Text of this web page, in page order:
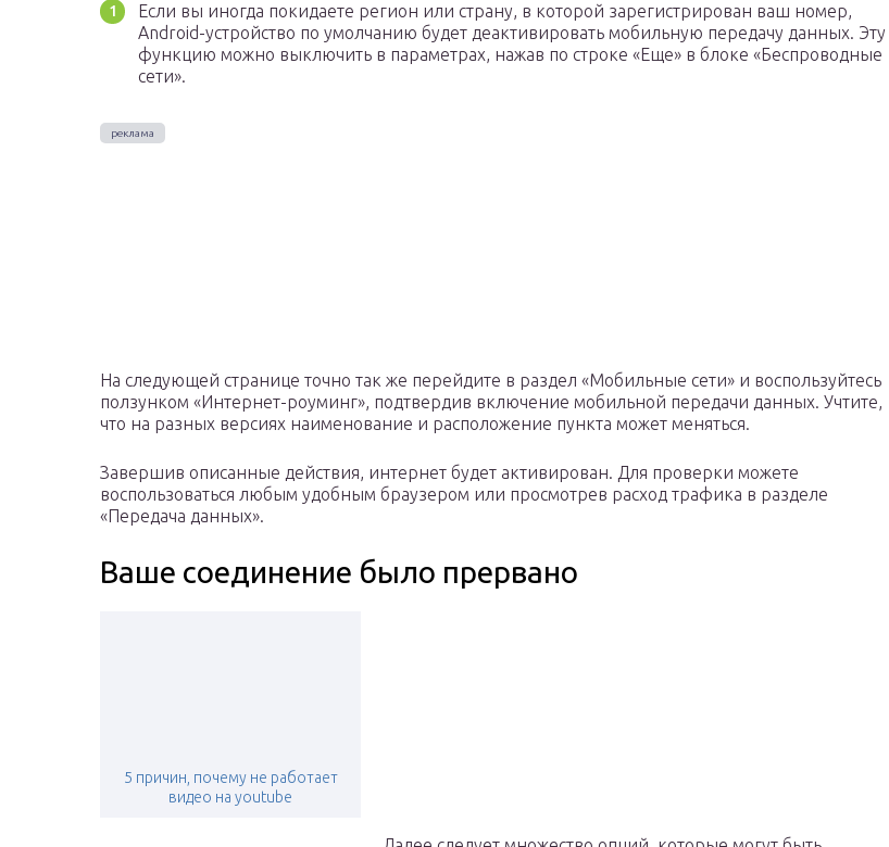
Если вы иногда покидаете регион или страну, в которой зарегистрирован ваш номер,
Android-устройство по умолчанию будет деактивировать мобильную передачу данных. Эту
функцию можно выключить в параметрах, нажав по строке «Еще» в блоке «Беспроводные
сети».
На следующей странице точно так же перейдите в раздел «Мобильные сети» и воспользуйтесь
ползунком «Интернет-роуминг», подтвердив включение мобильной передачи данных. Учтите,
что на разных версиях наименование и расположение пункта может меняться.
Завершив описанные действия, интернет будет активирован. Для проверки можете
воспользоваться любым удобным браузером или просмотрев расход трафика в разделе
«Передача данных».
Ваше соединение было прервано
5 причин, почему не работает
видео на youtube